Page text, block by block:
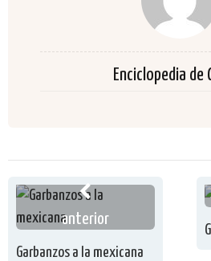
Enciclopedia de
anterior
Garbanzos a la mexicana